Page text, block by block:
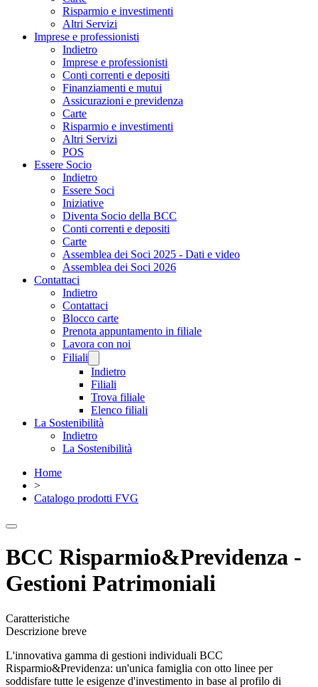
Risparmio e investimenti
Altri Servizi
Imprese e professionisti
Indietro
Imprese e professionisti
Conti correnti e depositi
Finanziamenti e mutui
Assicurazioni e previdenza
Carte
Risparmio e investimenti
Altri Servizi
POS
Essere Socio
Indietro
Essere Soci
Iniziative
Diventa Socio della BCC
Conti correnti e depositi
Carte
Assemblea dei Soci 2025 - Dati e video
Assemblea dei Soci 2026
Contattaci
Indietro
Contattaci
Blocco carte
Prenota appuntamento in filiale
Lavora con noi
Filiali
Indietro
Filiali
Trova filiale
Elenco filiali
La Sostenibilità
Indietro
La Sostenibilità
Home
>
Catalogo prodotti FVG
BCC Risparmio&Previdenza -
Gestioni Patrimoniali
Caratteristiche
Descrizione breve
L'innovativa gamma di gestioni individuali BCC
Risparmio&Previdenza: un'unica famiglia con otto linee per
soddisfare tutte le esigenze d'investimento in base al profilo di